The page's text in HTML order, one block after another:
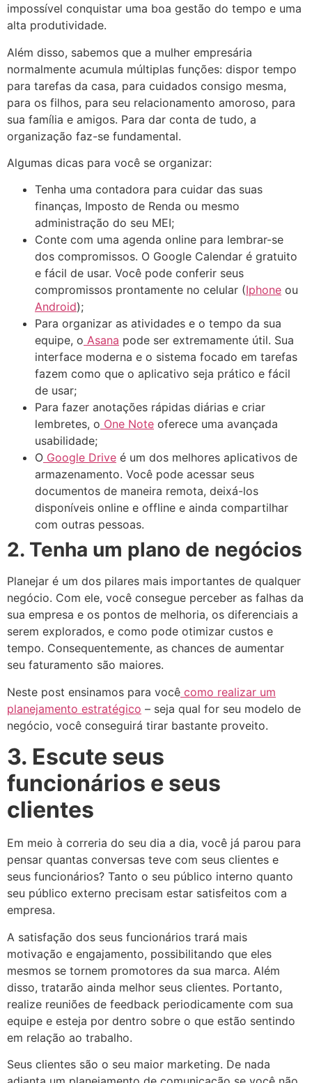
impossível conquistar uma boa gestão do tempo e uma
alta produtividade.
Além disso, sabemos que a mulher empresária
normalmente acumula múltiplas funções: dispor tempo
para tarefas da casa, para cuidados consigo mesma,
para os filhos, para seu relacionamento amoroso, para
sua família e amigos. Para dar conta de tudo, a
organização faz-se fundamental.
Algumas dicas para você se organizar:
Tenha uma contadora para cuidar das suas
finanças, Imposto de Renda ou mesmo
administração do seu MEI;
Conte com uma agenda online para lembrar-se
dos compromissos. O Google Calendar é gratuito
e fácil de usar. Você pode conferir seus
compromissos prontamente no celular (Iphone ou
Android);
Para organizar as atividades e o tempo da sua
equipe, o Asana pode ser extremamente útil. Sua
interface moderna e o sistema focado em tarefas
fazem como que o aplicativo seja prático e fácil
de usar;
Para fazer anotações rápidas diárias e criar
lembretes, o One Note oferece uma avançada
usabilidade;
O Google Drive é um dos melhores aplicativos de
armazenamento. Você pode acessar seus
documentos de maneira remota, deixá-los
disponíveis online e offline e ainda compartilhar
com outras pessoas.
2. Tenha um plano de negócios
Planejar é um dos pilares mais importantes de qualquer
negócio. Com ele, você consegue perceber as falhas da
sua empresa e os pontos de melhoria, os diferenciais a
serem explorados, e como pode otimizar custos e
tempo. Consequentemente, as chances de aumentar
seu faturamento são maiores.
Neste post ensinamos para você como realizar um
planejamento estratégico – seja qual for seu modelo de
negócio, você conseguirá tirar bastante proveito.
3. Escute seus
funcionários e seus
clientes
Em meio à correria do seu dia a dia, você já parou para
pensar quantas conversas teve com seus clientes e
seus funcionários? Tanto o seu público interno quanto
seu público externo precisam estar satisfeitos com a
empresa.
A satisfação dos seus funcionários trará mais
motivação e engajamento, possibilitando que eles
mesmos se tornem promotores da sua marca. Além
disso, tratarão ainda melhor seus clientes. Portanto,
realize reuniões de feedback periodicamente com sua
equipe e esteja por dentro sobre o que estão sentindo
em relação ao trabalho.
Seus clientes são o seu maior marketing. De nada